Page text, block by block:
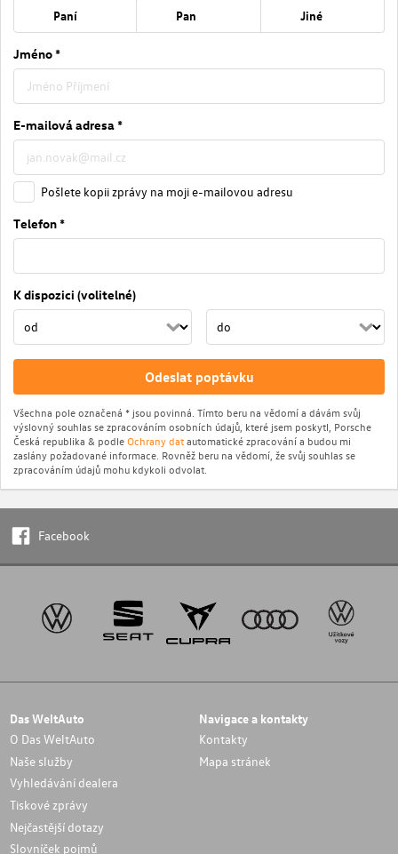
Paní Pan Jiné
Jméno *
E-mailová adresa *
Pošlete kopii zprávy na moji e-mailovou adresu
Telefon *
K dispozici (volitelné)
Odeslat poptávku
Všechna pole označená * jsou povinná. Tímto beru na vědomí a dávám svůj
výslovný souhlas se zpracováním osobních údajů, které jsem poskytl, Porsche
Česká republika & podleOchrany datautomatické zpracování a budou mi
zaslány požadované informace. Rovněž beru na vědomí, že svůj souhlas se
zpracováním údajů mohu kdykoli odvolat.
Facebook
Das WeltAuto
O Das WeltAuto
Naše služby
Vyhledávání dealera
Tiskové zprávy
Nejčastější dotazy
Slovníček pojmů
Navigace a kontakty
Kontakty
Mapa stránek